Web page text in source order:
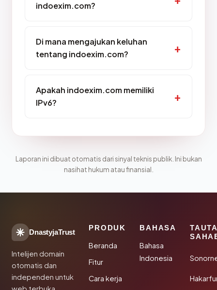
indoexim.com?
Di mana mengajukan keluhan
tentang indoexim.com?
Apakah indoexim.com memiliki
IPv6?
Laporan ini dibuat otomatis dari sinyal teknis publik. Ini bukan
nasihat hukum atau finansial.
DnastyjaTrust
Intelijen domain
otomatis dan
independen untuk
PRODUK
Beranda
Fitur
Cara kerja
BAHASA
Bahasa
Indonesia